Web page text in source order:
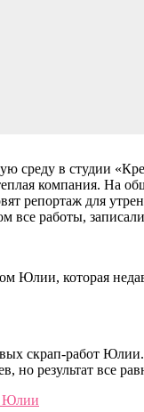
среду в студии
компания. На
репортаж для
все работы,
Юлии, которая
скрап-работ
но результат все